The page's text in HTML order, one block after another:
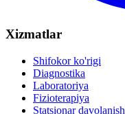
Xizmatlar
Shifokor ko'rigi
Diagnostika
Laboratoriya
Fizioterapiya
Statsionar davolanish